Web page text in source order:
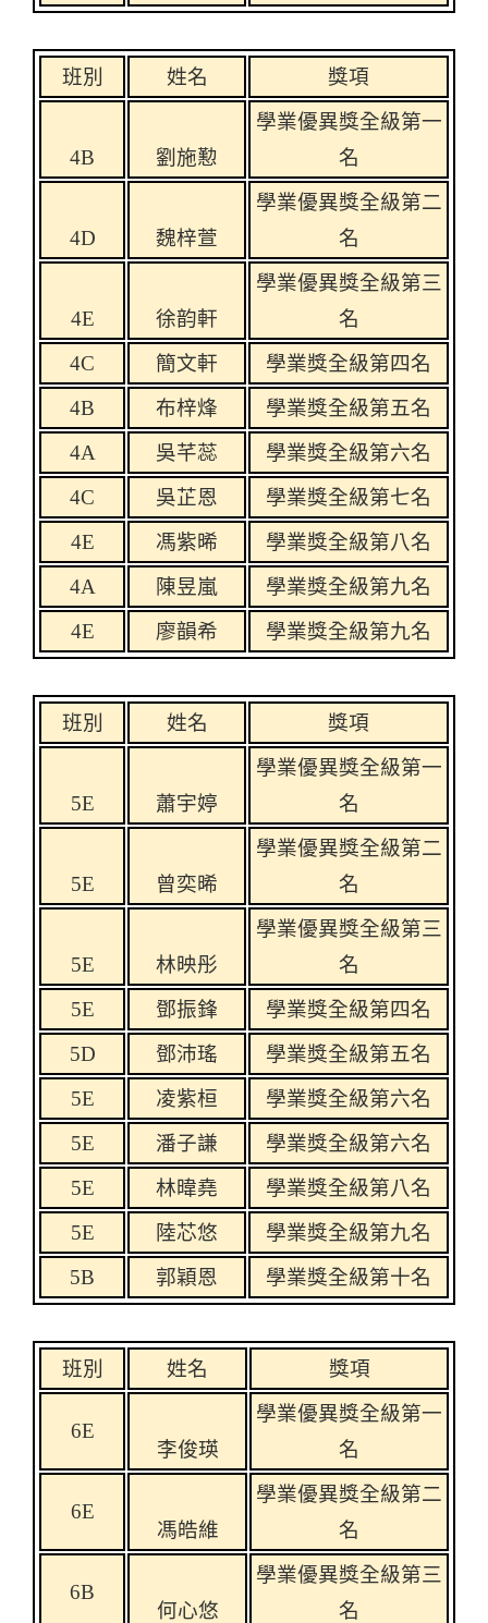
班別 姓名 獎項
4B 劉施懃
學業優異獎全級第一
名
4D 魏梓萱
學業優異獎全級第二
名
4E 徐韵軒
學業優異獎全級第三
名
4C
簡文軒
學業獎全級第四名
4B
布梓烽
學業獎全級第五名
4A
吳芊蕊
學業獎全級第六名
4C
吳芷恩
學業獎全級第七名
4E
馮紫晞
學業獎全級第八名
4A
陳昱嵐
學業獎全級第九名
4E
廖韻希 學業獎全級第九名
班別 姓名 獎項
5E 蕭宇婷
學業優異獎全級第一
名
5E 曾奕晞
學業優異獎全級第二
名
5E 林映彤
學業優異獎全級第三
名
5E
鄧振鋒
學業獎全級第四名
5D
鄧沛瑤
學業獎全級第五名
5E
凌紫桓
學業獎全級第六名
5E
潘子謙
學業獎全級第六名
5E
林暐堯
學業獎全級第八名
5E
陸芯悠
學業獎全級第九名
5B
郭穎恩 學業獎全級第十名
班別 姓名 獎項
6E
李俊瑛
學業優異獎全級第一
名
6E
馮皓維
學業優異獎全級第二
名
6B
何心悠
學業優異獎全級第三
名